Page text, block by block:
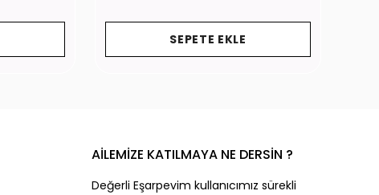
SEPETE EKLE
AİLEMİZE KATILMAYA NE DERSİN ?
Değerli Eşarpevim kullanıcımız sürekli